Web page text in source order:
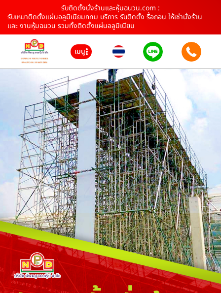
รับติดตั้งนั่งร้านและหุ้มฉนวน.com :
รับเหมาติดตั้งแผ่นอลูมิเนียมกทม บริการ รับติดตั้ง รื้อถอน ให้เช่านั่งร้าน
และ งานหุ้มฉนวน รวมทั้งติดตั้งแผ่นอลูมิเนียม
เมนู